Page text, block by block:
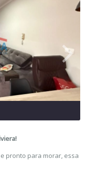
pronto para morar, essa